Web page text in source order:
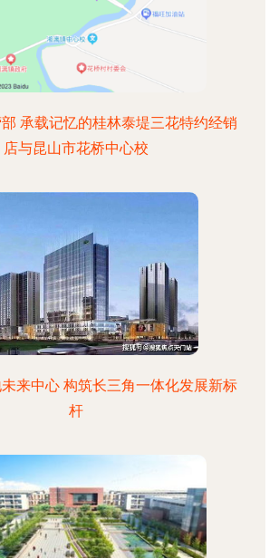
承载记忆的桂林泰堤三花特约经销
店与昆山市花桥中心校
来中心 构筑长三角一体化发展新标
杆